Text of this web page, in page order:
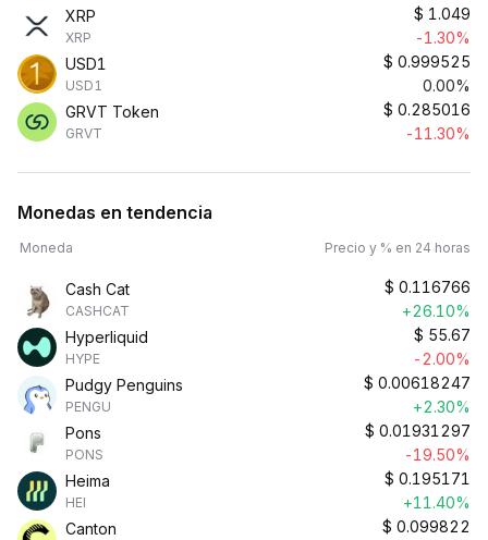
XRP
XRP
$ 1.049
-1.30%
USD1
USD1
$ 0.999525
0.00%
GRVT Token
GRVT
$ 0.285016
-11.30%
Monedas en tendencia
Moneda Precio y % en 24 horas
Cash Cat
CASHCAT
$ 0.116766
+26.10%
Hyperliquid
HYPE
$ 55.67
-2.00%
Pudgy Penguins
PENGU
$ 0.00618247
+2.30%
Pons
PONS
$ 0.01931297
-19.50%
Heima
HEI
$ 0.195171
+11.40%
Canton
$ 0.099822